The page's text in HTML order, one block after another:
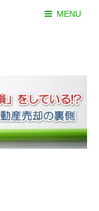
MENU